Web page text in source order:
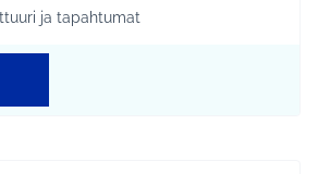
mukaan: Kellokoski
tulokset teeman mukaan: Kulttuuri ja
ja tapahtumat